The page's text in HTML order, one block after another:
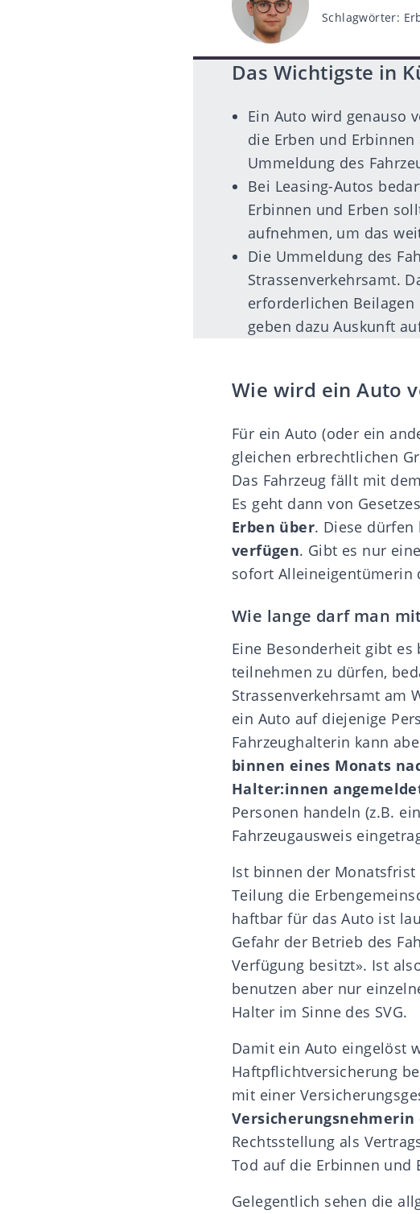
Schlagwörter
Schlagwörter:
Das Wichtigste in
Ein Auto wird genauso
die Erben und
Ummeldung des
Bei Leasing-Autos
Erbinnen und Erben
aufnehmen, um das
Die Ummeldung des
Strassenverkehrsamt.
erforderlichen Beilagen
geben dazu Auskunft
Wie wird ein Auto
Für ein Auto (oder ein
gleichen erbrechtlichen
Das Fahrzeug fällt mit
Es geht dann von
Erben über. Diese dürfen
verfügen. Gibt es nur
sofort Alleineigentümerin
Wie lange darf man
Eine Besonderheit gibt
teilnehmen zu dürfen,
Strassenverkehrsamt am
ein Auto auf diejenige
Fahrzeughalterin kann
binnen eines Monats
Halter:innen
Personen handeln (z.B.
Fahrzeugausweis
Ist binnen der
Teilung die
haftbar für das Auto ist
Gefahr der Betrieb des
Verfügung besitzt». Ist
benutzen aber nur
Halter im Sinne des SVG.
Damit ein Auto eingelöst
Haftpflichtversicherung
mit einer
Rechtsstellung als
Tod auf die Erbinnen und
Gelegentlich sehen die